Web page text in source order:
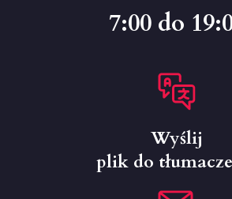
7:00 do
Wyślij
plik do